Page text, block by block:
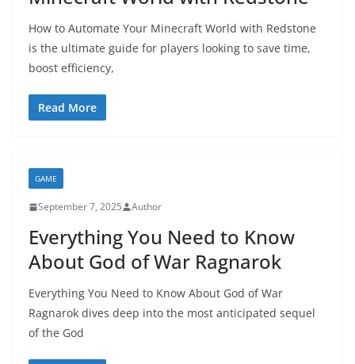
How to Automate Your Minecraft World with Redstone
is the ultimate guide for players looking to save time,
boost efficiency,
Read More
GAME
September 7, 2025 Author
Everything You Need to Know
About God of War Ragnarok
Everything You Need to Know About God of War
Ragnarok dives deep into the most anticipated sequel
of the God